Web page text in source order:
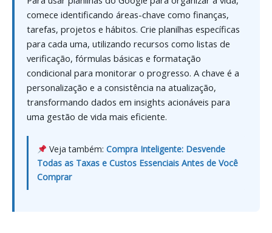
comece identificando áreas-chave como finanças,
tarefas, projetos e hábitos. Crie planilhas específicas
para cada uma, utilizando recursos como listas de
verificação, fórmulas básicas e formatação
condicional para monitorar o progresso. A chave é a
personalização e a consistência na atualização,
transformando dados em insights acionáveis para
uma gestão de vida mais eficiente.
Veja também: Compra Inteligente: Desvende
Todas as Taxas e Custos Essenciais Antes de Você
Comprar